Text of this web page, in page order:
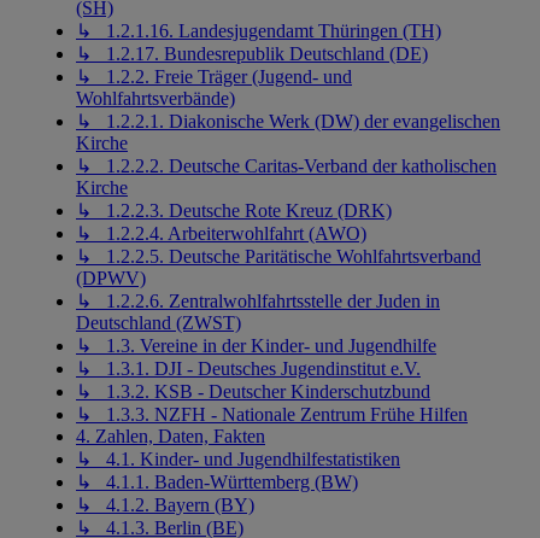
(SH)
↳ 1.2.1.16. Landesjugendamt Thüringen (TH)
↳ 1.2.17. Bundesrepublik Deutschland (DE)
↳ 1.2.2. Freie Träger (Jugend- und
Wohlfahrtsverbände)
↳ 1.2.2.1. Diakonische Werk (DW) der evangelischen
Kirche
↳ 1.2.2.2. Deutsche Caritas-Verband der katholischen
Kirche
↳ 1.2.2.3. Deutsche Rote Kreuz (DRK)
↳ 1.2.2.4. Arbeiterwohlfahrt (AWO)
↳ 1.2.2.5. Deutsche Paritätische Wohlfahrtsverband
(DPWV)
↳ 1.2.2.6. Zentralwohlfahrtsstelle der Juden in
Deutschland (ZWST)
↳ 1.3. Vereine in der Kinder- und Jugendhilfe
↳ 1.3.1. DJI - Deutsches Jugendinstitut e.V.
↳ 1.3.2. KSB - Deutscher Kinderschutzbund
↳ 1.3.3. NZFH - Nationale Zentrum Frühe Hilfen
4. Zahlen, Daten, Fakten
↳ 4.1. Kinder- und Jugendhilfestatistiken
↳ 4.1.1. Baden-Württemberg (BW)
↳ 4.1.2. Bayern (BY)
↳ 4.1.3. Berlin (BE)